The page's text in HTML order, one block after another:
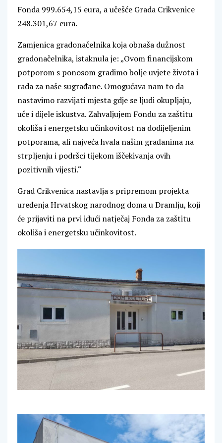
Fonda 999.654,15 eura, a učešće Grada Crikvenice
248.301,67 eura.
Zamjenica gradonačelnika koja obnaša dužnost
gradonačelnika, istaknula je: „Ovom financijskom
potporom s ponosom gradimo bolje uvjete života i
rada za naše sugrađane. Omogućava nam to da
nastavimo razvijati mjesta gdje se ljudi okupljaju,
uče i dijele iskustva. Zahvaljujem Fondu za zaštitu
okoliša i energetsku učinkovitost na dodijeljenim
potporama, ali najveća hvala našim građanima na
strpljenju i podršci tijekom iščekivanja ovih
pozitivnih vijesti.“
Grad Crikvenica nastavlja s pripremom projekta
uređenja Hrvatskog narodnog doma u Dramlju, koji
će prijaviti na prvi idući natječaj Fonda za zaštitu
okoliša i energetsku učinkovitost.